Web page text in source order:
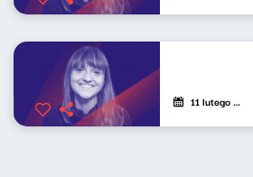
11 lutego 2023